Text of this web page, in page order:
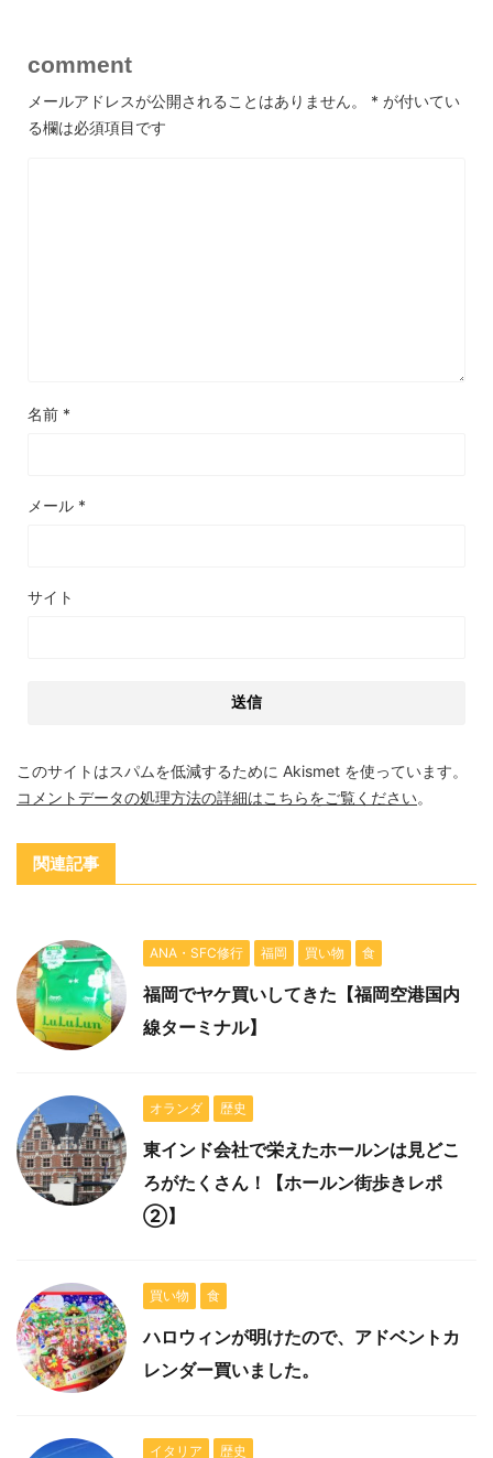
comment
メールアドレスが公開されることはありません。 * が付いてい
る欄は必須項目です
名前 *
メール *
サイト
このサイトはスパムを低減するために Akismet を使っています。
コメントデータの処理方法の詳細はこちらをご覧ください。
関連記事
ANA・SFC修行 福岡 買い物 食
福岡でヤケ買いしてきた【福岡空港国内
線ターミナル】
オランダ 歴史
東インド会社で栄えたホールンは見どこ
ろがたくさん！【ホールン街歩きレポ
②】
買い物 食
ハロウィンが明けたので、アドベントカ
レンダー買いました。
イタリア 歴史